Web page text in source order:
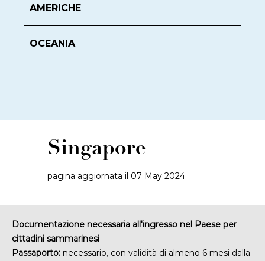
AMERICHE
OCEANIA
Singapore
pagina aggiornata il 07 May 2024
Documentazione necessaria all'ingresso nel Paese per
cittadini sammarinesi
Passaporto: necessario, con validità di almeno 6 mesi dalla